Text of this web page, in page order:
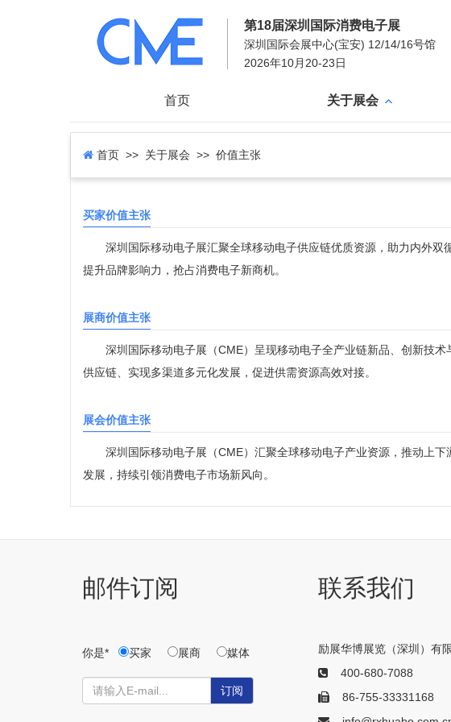
第18届深圳国际消费电子展
深圳国际会展中心(宝安) 12/14/16号馆
2026年10月20-23日
首页 关于展会
首页 >> 关于展会 >> 价值主张
买家价值主张
深圳国际移动电子展汇聚全球移动电子供应链优质资源，助力内外双
提升品牌影响力，抢占消费电子新商机。
展商价值主张
深圳国际移动电子展（CME）呈现移动电子全产业链新品、创新技术
供应链、实现多渠道多元化发展，促进供需资源高效对接。
展会价值主张
深圳国际移动电子展（CME）汇聚全球移动电子产业资源，推动上下
发展，持续引领消费电子市场新风向。
邮件订阅
你是* 买家 展商 媒体
订阅
联系我们
励展华博展览（深圳）有
400-680-7088
86-755-33331168